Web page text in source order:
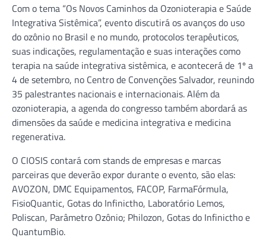
Com o tema “Os Novos Caminhos da Ozonioterapia e Saúde
Integrativa Sistêmica”, evento discutirá os avanços do uso
do ozônio no Brasil e no mundo, protocolos terapêuticos,
suas indicações, regulamentação e suas interações como
terapia na saúde integrativa sistêmica, e acontecerá de 1º a
4 de setembro, no Centro de Convenções Salvador, reunindo
35 palestrantes nacionais e internacionais. Além da
ozonioterapia, a agenda do congresso também abordará as
dimensões da saúde e medicina integrativa e medicina
regenerativa.
O CIOSIS contará com stands de empresas e marcas
parceiras que deverão expor durante o evento, são elas:
AVOZON, DMC Equipamentos, FACOP, FarmaFórmula,
FisioQuantic, Gotas do Infinictho, Laboratório Lemos,
Poliscan, Parâmetro Ozônio; Philozon, Gotas do Infinictho e
QuantumBio.